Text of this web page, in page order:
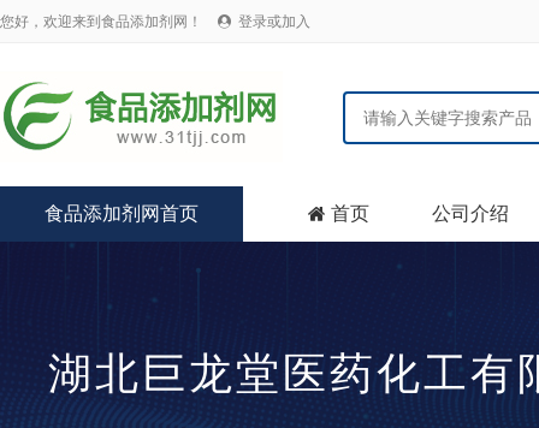
您好，欢迎来到食品添加剂网！  登录或加入
食品添加剂网首页  首页 公司介绍
湖北巨龙堂医药化工有